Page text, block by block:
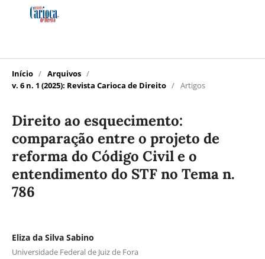
Início / Arquivos /
v. 6 n. 1 (2025): Revista Carioca de Direito / Artigos
Direito ao esquecimento:
comparação entre o projeto de
reforma do Código Civil e o
entendimento do STF no Tema n.
786
Eliza da Silva Sabino
Universidade Federal de Juiz de Fora